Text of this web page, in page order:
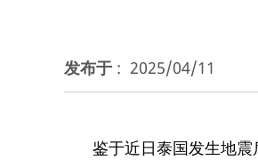
发布于 : 2025/04/11
鉴于近日泰国发生地震